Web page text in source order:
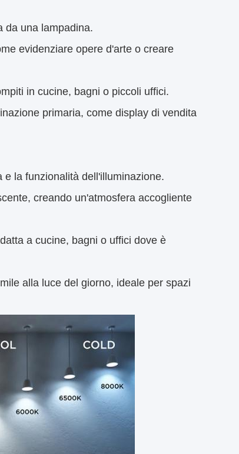
da una lampadina.
evidenziare opere d'arte o creare
in cucine, bagni o piccoli uffici.
primaria, come display di vendita
la funzionalità dell'illuminazione.
creando un'atmosfera accogliente
a cucine, bagni o uffici dove è
alla luce del giorno, ideale per spazi